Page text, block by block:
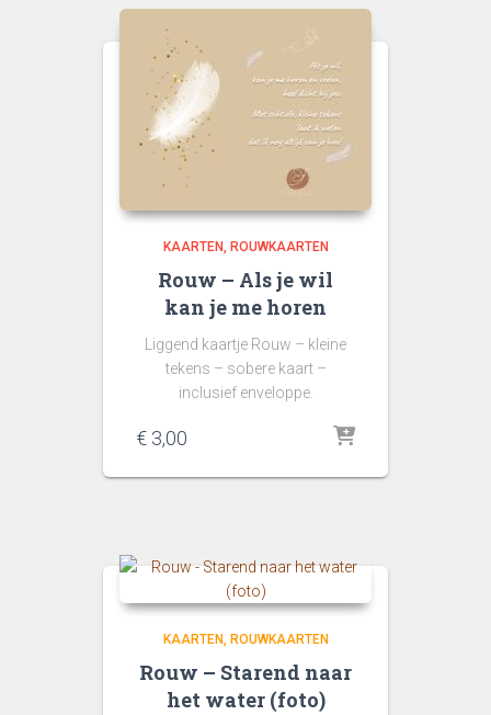
KAARTEN ROUWKAARTEN
Rouw – Als je wil
kan je me horen
Liggend kaartje Rouw – kleine
tekens – sobere kaart –
inclusief enveloppe.
€ 3,00
KAARTEN ROUWKAARTEN
Rouw – Starend naar
het water (foto)